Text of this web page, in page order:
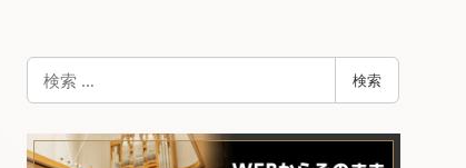
検
索
検索